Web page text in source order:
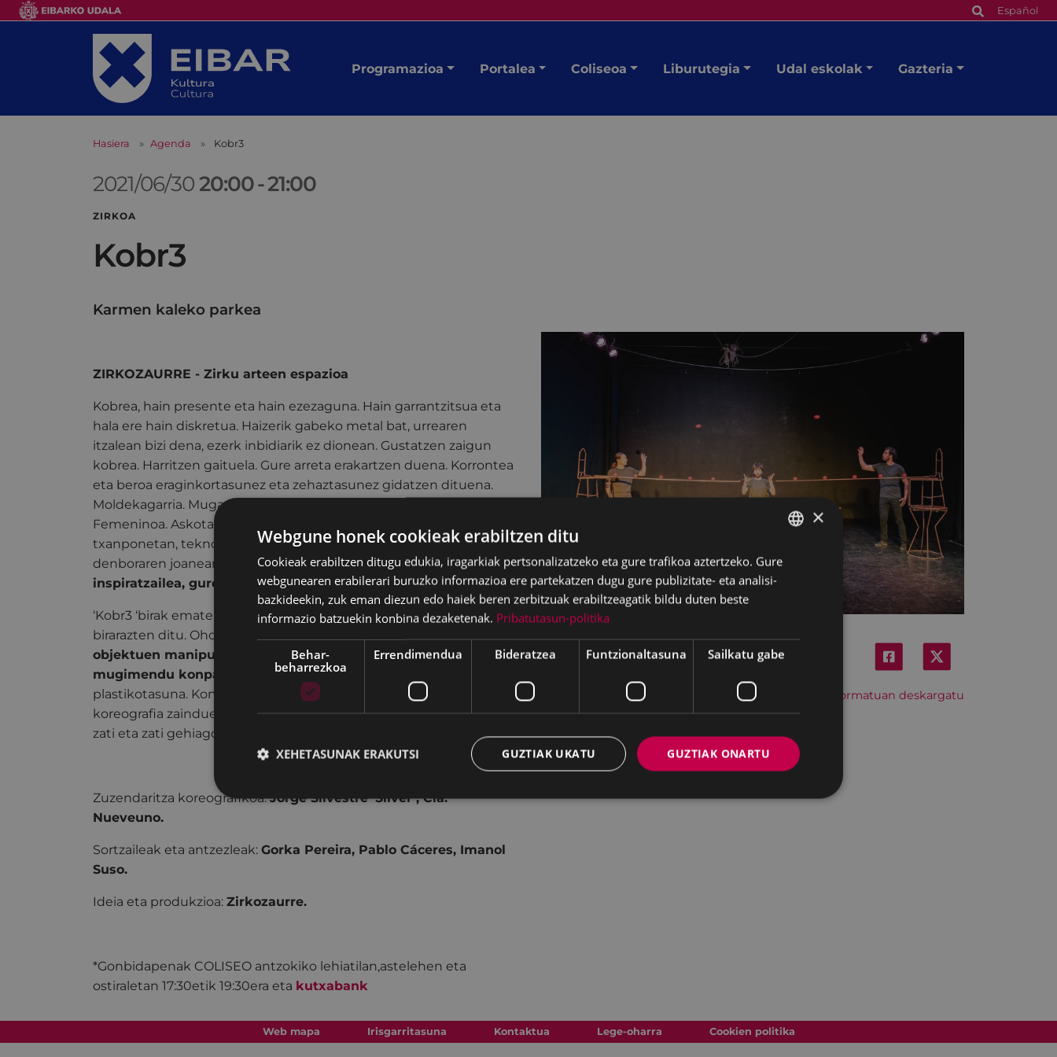
Español
Programazioa Portalea Coliseoa Liburutegia Udal eskolak Gazteria
Hasiera Agenda Kobr3
2021/06/3020:00-21:00
ZIRKOA
Kobr3
Karmen kaleko parkea
Hitzordu hau iCal formatuan deskargatu
ZIRKOZAURRE - Zirku arteen espazioa
Kobrea, hain presente eta hain ezezaguna. Hain garrantzitsua eta
hala ere hain diskretua. Haizerik gabeko metal bat, urrearen
itzalean bizi dena, ezerk inbidiarik ez dionean. Gustatzen zaigun
kobrea. Harritzen gaituela. Gure arreta erakartzen duena. Korrontea
eta beroa eraginkortasunez eta zehaztasunez gidatzen dituena.
Moldekagarria. Mugarik gabeko birziklapenekoak. Konprometitua.
Femeninoa. Askotan magikoa. Sendagarria. Elikagaietan,
txanponetan, teknologia berrietan presente. Historiaurrea,
denboraren joanean inork ez bezala egokitzen jakin duena.Kobre
inspiratzailea, gure ikuskizunaren gidaria.
‘Kobr3 ‘birak ematen ditu eta ikusleak kobrearen inguruan
birarazten ditu. Oholtza gainean, hiru artistek
malabare teknikak,
objektuen manipulazioa, Cir gurpila, bertikalak eta
mugimendu konpasatuak konbinatzen dituzte
plastikotasuna. Konplizitatea, harmonia. Zirku garaikidea
koreografia zainduetan. Su motelean prestaturiko osotasun baten
zati eta zati gehiago, bizkortasun atsegingarriz haztatzen dena.
Zuzendaritza koreografikoa:Jorge Silvestre ‘Silver’, Cía.
Nueveuno.
Sortzaileak eta antzezleak: Gorka Pereira, Pablo Cáceres, Imanol
Suso.
Ideia eta produkzioa: Zirkozaurre.
*Gonbidapenak COLISEO antzokiko lehiatilan,astelehen eta
ostiraletan 17:30etik 19:30era eta kutxabank
Web mapa Irisgarritasuna Kontaktua Lege-oharra Cookien politika
BASQUE
SPANISH
×
Webgune honek cookieak erabiltzen ditu
Cookieak erabiltzen ditugu edukia, iragarkiak pertsonalizatzeko eta gure trafikoa aztertzeko. Gure
webgunearen erabilerari buruzko informazioa ere partekatzen dugu gure publizitate- eta analisi-
bazkideekin, zuk eman diezun edo haiek beren zerbitzuak erabiltzeagatik bildu duten beste
informazio batzuekin konbina dezaketenak. Pribatutasun-politika
Behar-
beharrezkoa
Errendimendua Bideratzea Funtzionaltasuna Sailkatu gabe
GUZTIAK ONARTU
GUZTIAK UKATU
XEHETASUNAK ERAKUTSI